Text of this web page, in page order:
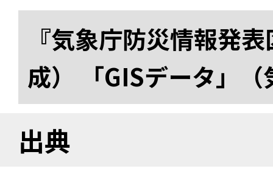
『気象庁防災情報発
成） 「GISデータ」
出典